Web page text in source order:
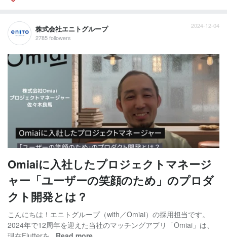
株式会社エニトグループ
2785 followers
2024-12-04
Omiaiに入社したプロジェクトマネージ
ャー「ユーザーの笑顔のため」のプロダ
クト開発とは？
こんにちは！エニトグループ（with／Omiai）の採用担当です。
2024年で12周年を迎えた当社のマッチングアプリ「Omiai」は、